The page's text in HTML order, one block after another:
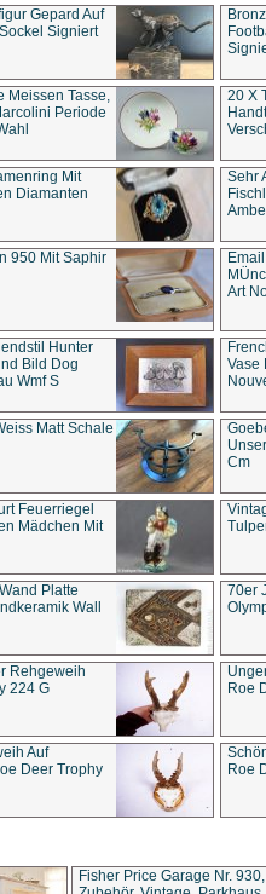
Gepard Auf
Signiert
Meissen Tasse,
Periode
20 X
Mit
Diamanten
Sehr
950 Mit Saphir
Art
Hunter
Bild Dog
Wmf S
Vase
Matt Schale
Cm
Feuerriegel
Mädchen Mit
Platte
Wall
70er
Rehgeweih
224 G
Roe
Auf
Deer Trophy
Roe
Fisher Price Garage Nr.